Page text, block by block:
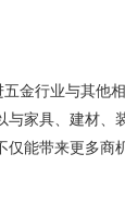
金行业与其他
与家具、建材、
仅能带来更多商